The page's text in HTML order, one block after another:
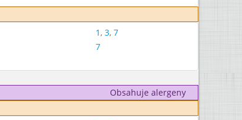
1, 3, 7
7
Obsahuje alergeny